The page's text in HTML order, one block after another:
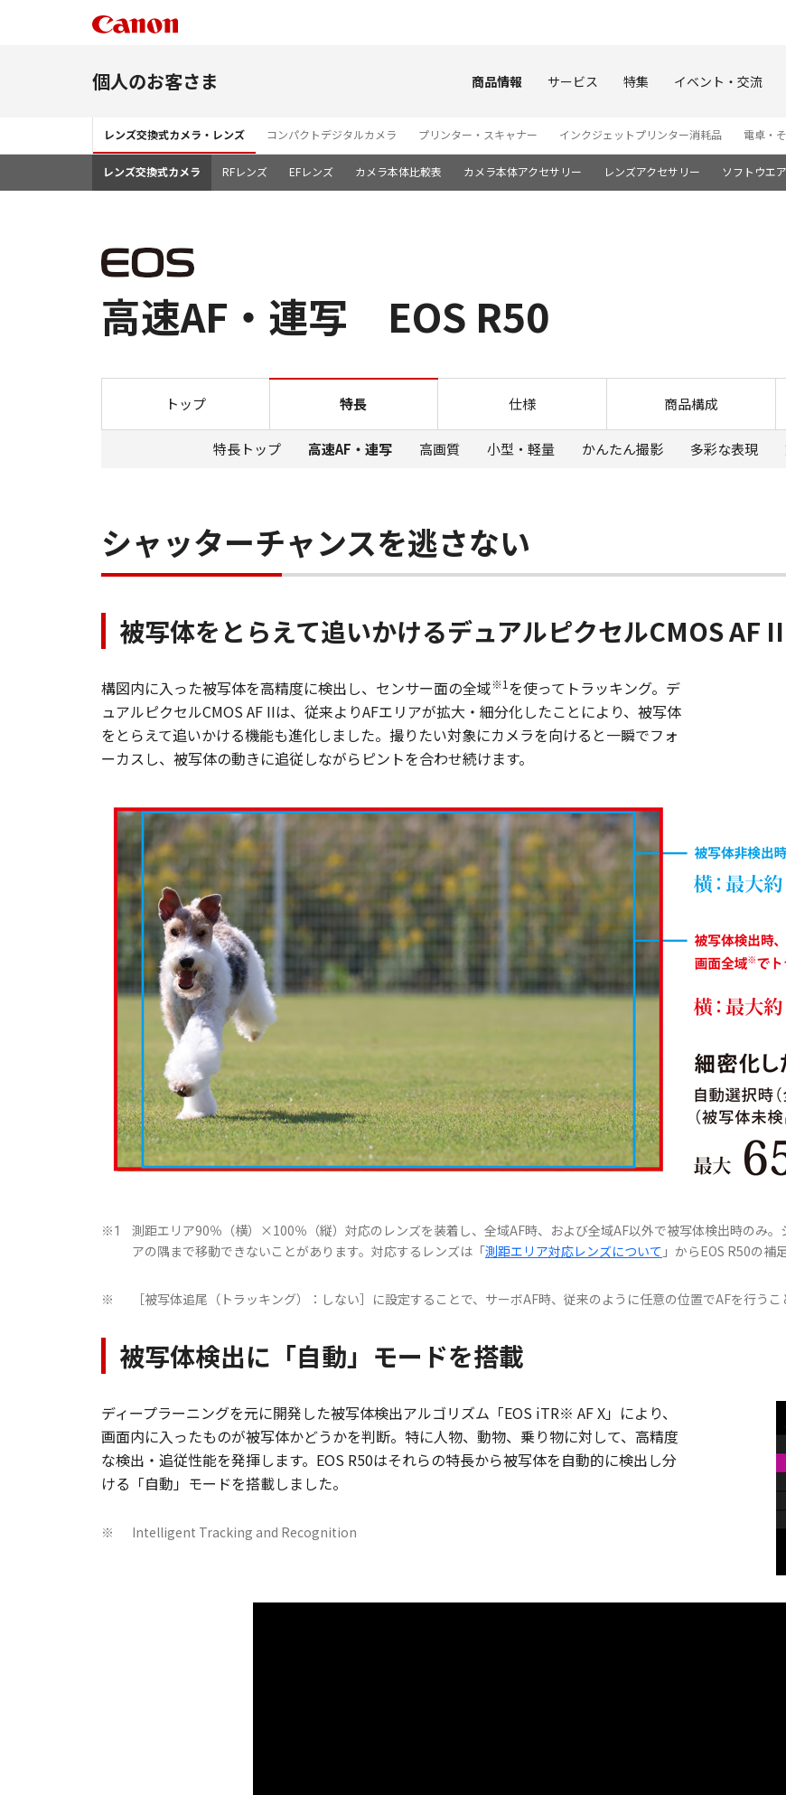
個人のお客さま 商品情報 サービス 特集 イベント・交流
レンズ交換式カメラ・レンズ コンパクトデジタルカメラ プリンター・スキャナー インクジェットプリンター消耗品 電卓・
レンズ交換式カメラ RFレンズ EFレンズ カメラ本体比較表 カメラ本体アクセサリー レンズアクセサリー ソフトウエ
高速AF・連写 EOS R50
トップ 特長 仕様 商品構成
特長トップ 高速AF・連写 高画質 小型・軽量 かんたん撮影 多彩な表現
シャッターチャンスを逃さない
被写体をとらえて追いかけるデュアルピクセルCMOS AF II
構図内に入った被写体を高精度に検出し、センサー面の全域※1 を使ってトラッキング。デ
ュアルピクセルCMOS AF IIは、従来よりAFエリアが拡大・細分化したことにより、被写体
をとらえて追いかける機能も進化しました。撮りたい対象にカメラを向けると一瞬でフォ
ーカスし、被写体の動きに追従しながらピントを合わせ続けます。
※1
測距エリア90％（横）×100％（縦）対応のレンズを装着し、全域AF時、および全域AF以外で被写体検出時のみ。
アの隅まで移動できないことがあります。対応するレンズは「測距エリア対応レンズについて 」からEOS R50の補
※ ［被写体追尾（トラッキング）：しない］に設定することで、サーボAF時、従来のように任意の位置でAFを行うこ
被写体検出に「自動」モードを搭載
ディープラーニングを元に開発した被写体検出アルゴリズム「EOS iTR※ AF X」により、
画面内に入ったものが被写体かどうかを判断。特に人物、動物、乗り物に対して、高精度
な検出・追従性能を発揮します。EOS R50はそれらの特長から被写体を自動的に検出し分
ける「自動」モードを搭載しました。
※ Intelligent Tracking and Recognition